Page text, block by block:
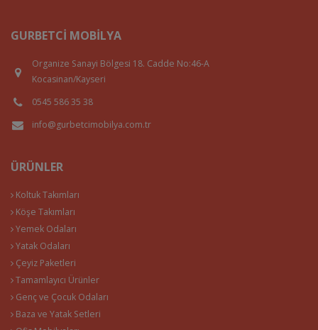
GURBETCI MOBILYA
Organize Sanayi Bölgesi 18. Cadde No:46-A
Kocasinan/Kayseri
0545 586 35 38
info@gurbetcimobilya.com.tr
ÜRÜNLER
Koltuk Takımları
Köşe Takımları
Yemek Odaları
Yatak Odaları
Çeyiz Paketleri
Tamamlayıcı Ürünler
Genç ve Çocuk Odaları
Baza ve Yatak Setleri